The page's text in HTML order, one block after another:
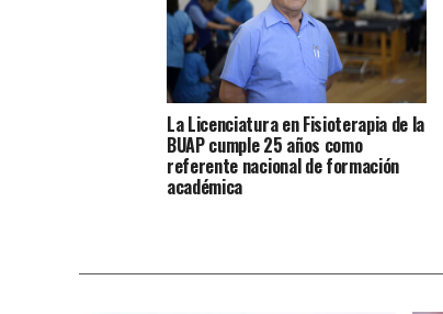
La Licenciatura en Fisioterapia de la
BUAP cumple 25 años como
referente nacional de formación
académica